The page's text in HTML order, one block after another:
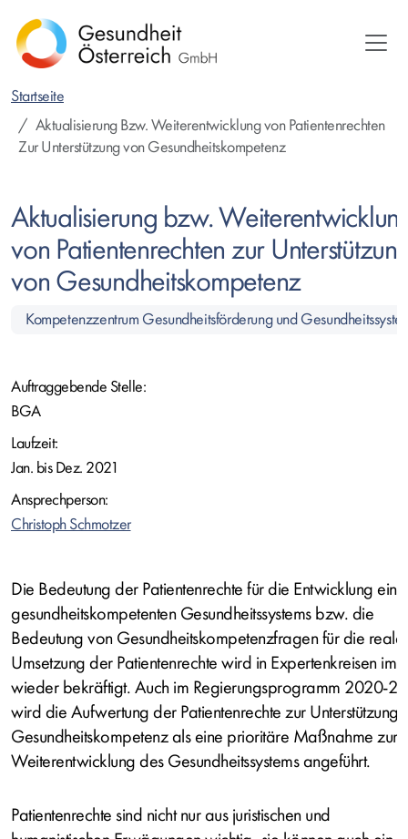
zum
Inhalt
Startseite
Aktualisierung Bzw. Weiterentwicklung von Patientenrechten
Zur Unterstützung von Gesundheitskompetenz
Aktualisierung bzw.
von Patientenrechten zur
von Gesundheitskompetenz
Kompetenzzentrum Gesundheitsförderung und
Auftraggebende Stelle:
BGA
Laufzeit:
Jan. bis Dez. 2021
Ansprechperson:
Christoph Schmotzer
Die Bedeutung der Patientenrechte für die Entwicklung
gesundheitskompetenten Gesundheitssystems bzw. die
Bedeutung von Gesundheitskompetenzfragen für die reale
Umsetzung der Patientenrechte wird in Expertenkreisen
wieder bekräftigt. Auch im Regierungsprogramm 2020-
wird die Aufwertung der Patientenrechte zur Unterstützung
Gesundheitskompetenz als eine prioritäre Maßnahme zur
Weiterentwicklung des Gesundheitssystems angeführt.
Patientenrechte sind nicht nur aus juristischen und